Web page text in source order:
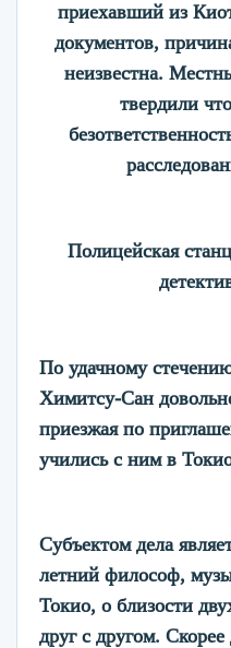
приехавший из
документов,
неизвестна.
твердили
Полицейская
По удачному
Химитсу-Сан
приезжая по
учились с ним в
Субъектом дела
летний философ,
Токио, о близости
друг с другом.